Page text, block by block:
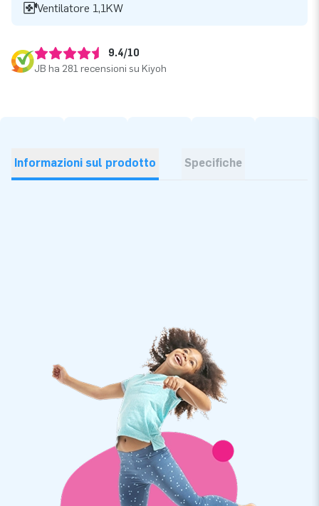
Ventilatore 1,1KW
9.4/10
JB ha 281 recensioni su Kiyoh
Informazioni sul prodotto Specifiche